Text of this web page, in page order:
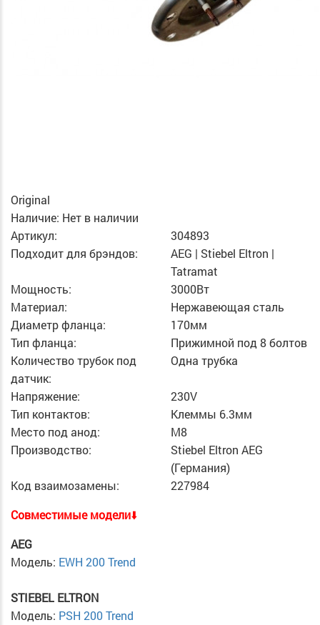
Original
Наличие: Нет в наличии
Артикул:
304893
Подходит для брэндов:
AEG | Stiebel Eltron |
Tatramat
Мощность:
3000Вт
Материал:
Нержавеющая сталь
Диаметр фланца:
170мм
Тип фланца:
Прижимной под 8 болтов
Количество трубок под
датчик:
Одна трубка
Напряжение:
230V
Тип контактов:
Клеммы 6.3мм
Место под анод:
M8
Производство:
Stiebel Eltron AEG
(Германия)
Код взаимозамены:
227984
Cовместимые модели⬇️
AEG
Модель: EWH 200 Trend
STIEBEL ELTRON
Модель: PSH 200 Trend